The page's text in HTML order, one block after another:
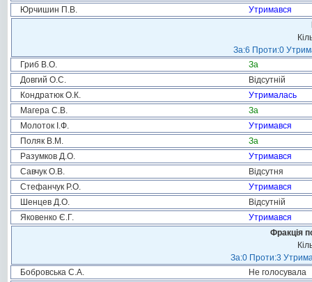
Юрчишин П.В.
Утримався
За:6 Проти:0
Гриб В.О.
За
Довгий О.С.
Відсутній
Кондратюк О.К.
Утрималась
Магера С.В.
За
Молоток І.Ф.
Утримався
Поляк В.М.
За
Разумков Д.О.
Утримався
Савчук О.В.
Відсутня
Стефанчук Р.О.
Утримався
Шенцев Д.О.
Відсутній
Яковенко Є.Г.
Утримався
Фракція
За:0 Проти:3
Бобровська С.А.
Не голосувала